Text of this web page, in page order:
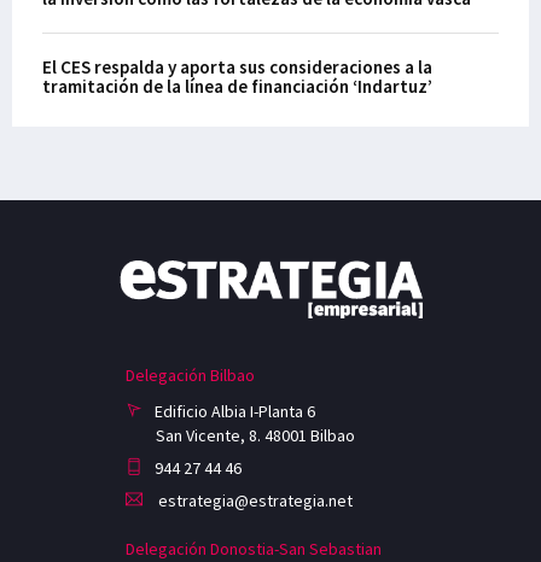
El CES respalda y aporta sus consideraciones a la
tramitación de la línea de financiación ‘Indartuz’
Delegación Bilbao
Edificio Albia I-Planta 6
San Vicente, 8. 48001 Bilbao
944 27 44 46
estrategia@estrategia.net
Delegación Donostia-San Sebastian